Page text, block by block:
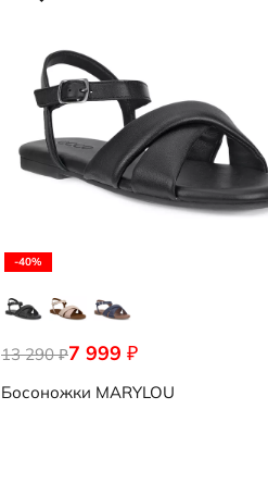
-40%
7 999 ₽
13 290₽
Босоножки MARYLOU